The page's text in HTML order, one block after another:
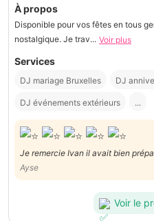
À propos
Disponible pour vos fêtes en tous
nostalgique. Je trav... Voir plus
Services
DJ mariage Bruxelles DJ
DJ événements extérieurs ...
Je remercie Ivan il avait bien
public , c'est une découverte pour nous et pour
merci
Ayse
Voir le